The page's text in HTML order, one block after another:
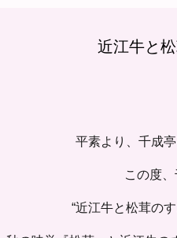
近江牛と
平素より、千成
この度
“近江牛と松茸の